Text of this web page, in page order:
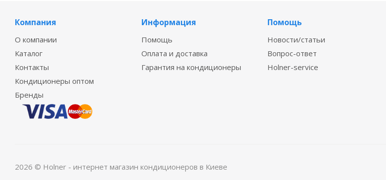
Компания
О компании
Каталог
Контакты
Кондиционеры оптом
Бренды
Информация
Помощь
Оплата и доставка
Гарантия на кондиционеры
Помощь
Новости/статьи
Вопрос-ответ
Holner-service
2026 © Holner - интернет магазин кондиционеров в Киеве